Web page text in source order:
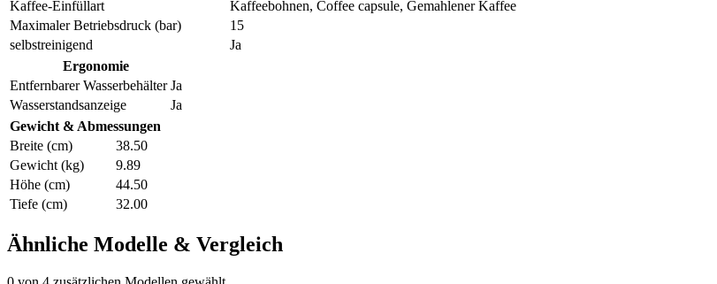
Kaffee-Einfüllart
Kaffeebohnen, Coffee capsule, Gemahlener Kaffee
Maximaler Betriebsdruck (bar)
15
selbstreinigend
Ja
Ergonomie
Entfernbarer Wasserbehälter Ja
Wasserstandsanzeige
Ja
Gewicht & Abmessungen
Breite (cm)
38.50
Gewicht (kg)
9.89
Höhe (cm)
44.50
Tiefe (cm)
32.00
Ähnliche Modelle & Vergleich